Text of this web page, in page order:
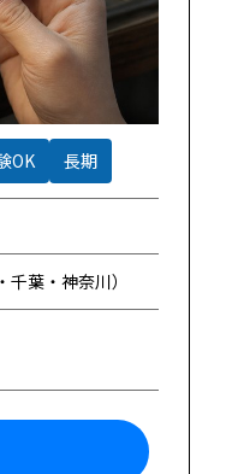
OK 長期
葉・神奈川）